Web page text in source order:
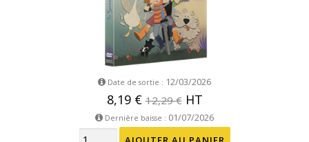
Date de sortie : 12/03/2026
8,19 €12,29 €HT
Dernière baisse : 01/07/2026